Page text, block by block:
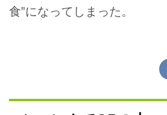
食”になってしまった。